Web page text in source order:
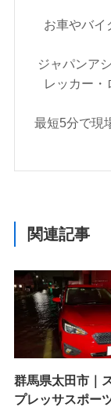
お車やバイ
ジャパンア
レッカー・
最短5分で現
関連記事
群馬県太田市｜
プレッサスポー